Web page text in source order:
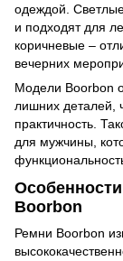
одеждой.
и подходят для
коричневые –
вечерних
Модели Boorbon
лишних деталей,
практичность.
для мужчины,
Boorbon
Ремни Boorbon